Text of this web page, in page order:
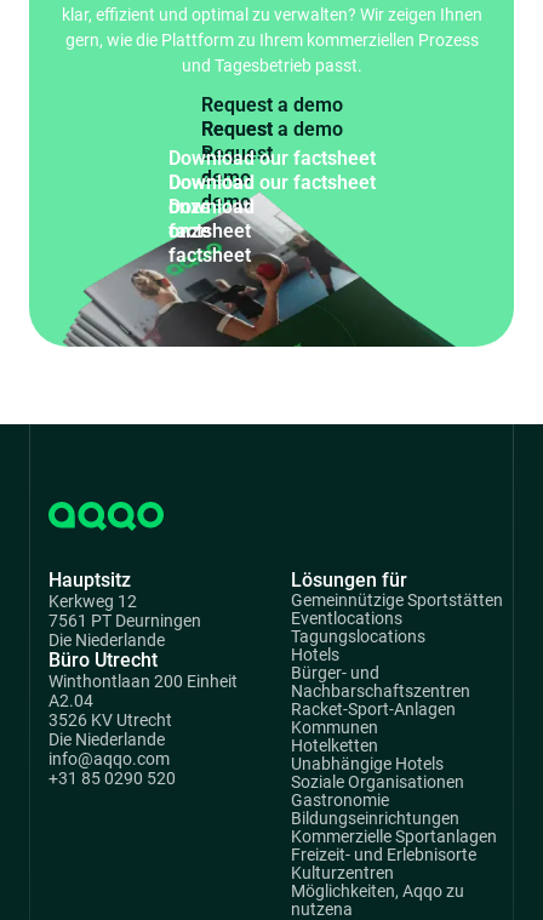
klar, effizient und optimal zu verwalten? Wir zeigen Ihnen
gern, wie die Plattform zu Ihrem kommerziellen Prozess
und Tagesbetrieb passt.
Request a demo
Request
a
demo
Download our factsheet
Download
onze
factsheet
Hauptsitz
Kerkweg 12
7561 PT Deurningen
Die Niederlande
Büro Utrecht
Winthontlaan 200 Einheit
A2.04
3526 KV Utrecht
Die Niederlande
info@aqqo.com
+31 85 0290 520
Lösungen für
Gemeinnützige Sportstätten
Eventlocations
Tagungslocations
Hotels
Bürger- und
Nachbarschaftszentren
Racket-Sport-Anlagen
Kommunen
Hotelketten
Unabhängige Hotels
Soziale Organisationen
Gastronomie
Bildungseinrichtungen
Kommerzielle Sportanlagen
Freizeit- und Erlebnisorte
Kulturzentren
Möglichkeiten, Aqqo zu
nutzena